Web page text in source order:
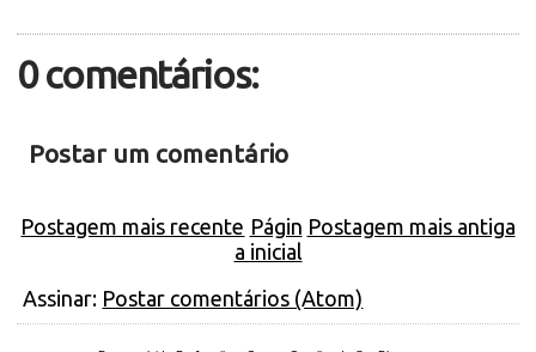
0 comentários:
Postar um comentário
Postagem mais recente Postagem mais antiga
Págin
a inicial
Assinar: Postar comentários (Atom)